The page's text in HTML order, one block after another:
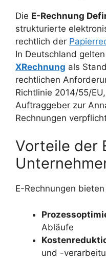
Die E-Rechnung
strukturierte
rechtlich der
In Deutschland gelten
XRechnung als
rechtlichen
Richtlinie 2014/55/
Auftraggeber zur
Rechnungen
Vorteile der
E-Rechnungen
Abläufe
und -